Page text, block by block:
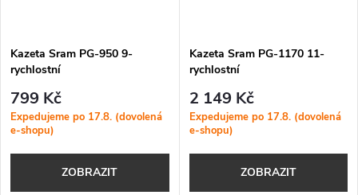
Kazeta Sram PG-950 9-
rychlostní
799 Kč
Expedujeme po 17.8. (dovolená
e-shopu)
ZOBRAZIT
Kazeta Sram PG-1170 11-
rychlostní
2 149 Kč
Expedujeme po 17.8. (dovolená
e-shopu)
ZOBRAZIT